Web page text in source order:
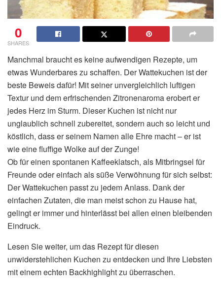
0
SHARES
Manchmal braucht es keine aufwendigen Rezepte, um
etwas Wunderbares zu schaffen. Der Wattekuchen ist der
beste Beweis dafür! Mit seiner unvergleichlich luftigen
Textur und dem erfrischenden Zitronenaroma erobert er
jedes Herz im Sturm. Dieser Kuchen ist nicht nur
unglaublich schnell zubereitet, sondern auch so leicht und
köstlich, dass er seinem Namen alle Ehre macht – er ist
wie eine fluffige Wolke auf der Zunge!
Ob für einen spontanen Kaffeeklatsch, als Mitbringsel für
Freunde oder einfach als süße Verwöhnung für sich selbst:
Der Wattekuchen passt zu jedem Anlass. Dank der
einfachen Zutaten, die man meist schon zu Hause hat,
gelingt er immer und hinterlässt bei allen einen bleibenden
Eindruck.
Lesen Sie weiter, um das Rezept für diesen
unwiderstehlichen Kuchen zu entdecken und Ihre Liebsten
mit einem echten Backhighlight zu überraschen.